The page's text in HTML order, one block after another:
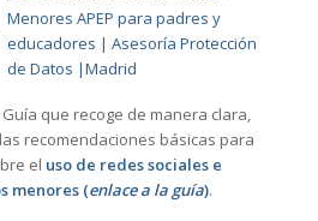
que recoge de manera clara,
recomendaciones básicas para
el uso de redes sociales e
menores (enlace a la guía).